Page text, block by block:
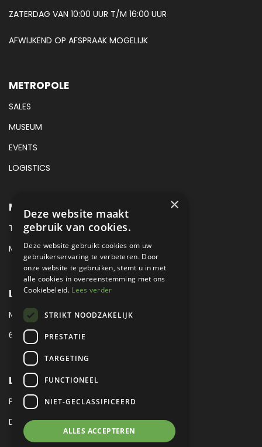
ZATERDAG VAN 10:00 UUR T/M 16:00 UUR
AFWIJKEND OP AFSPRAAK MOGELIJK
METROPOLE
SALES
MUSEUM
EVENTS
LOGISTICS
METROPOLE SALES CONTACT
TEL:+31 (0) 88 425 94 00
MAIL:SALES@METROPOLE.NL
LOCATIE
MEUBELLAAN 1 / VIA ENZO FERRARI
6651 KV DRUTEN / THE NETHERLANDS
LEGAL
PRIVACY VERKLARING
DISCLAIMER|SITEMAP
×
Deze website maakt
gebruik van cookies.
Deze website gebruikt cookies om uw
gebruikerservaring te verbeteren. Door
onze website te gebruiken, stemt u in met
alle cookies in overeenstemming met ons
Cookiebeleid. Lees verder
STRIKT NOODZAKELIJK
PRESTATIE
TARGETING
FUNCTIONEEL
NIET-GECLASSIFICEERD
ALLES ACCEPTEREN